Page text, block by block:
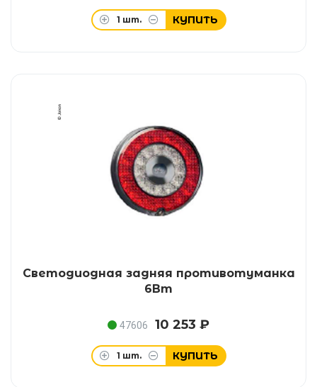
1 шт. КУПИТЬ
Светодиодная задняя противотуманка
6Вт
47606 10 253 ₽
1 шт. КУПИТЬ